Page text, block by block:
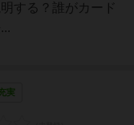
する？誰がカード
実